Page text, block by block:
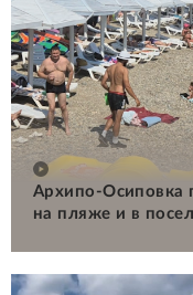
Архипо-Осиповка
на пляже и в